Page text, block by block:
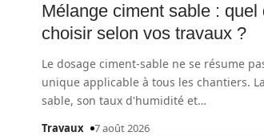
Mélange ciment sable : quel
choisir selon vos travaux ?
Le dosage ciment-sable ne se résume
unique applicable à tous les chantiers.
sable, son taux d'humidité et…
Travaux 7 août 2026